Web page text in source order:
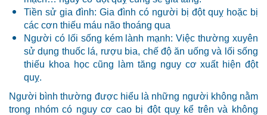
Tiền sử gia đình: Gia đình có người bị đột quỵ hoặc bị
các cơn thiếu máu não thoáng qua
Người có lối sống kém lành mạnh: Việc thường xuyên
sử dụng thuốc lá, rượu bia, chế độ ăn uống và lối sống
thiếu khoa học cũng làm tăng nguy cơ xuất hiện đột
quỵ.
Người bình thường được hiểu là những người không nằm
trong nhóm có nguy cơ cao bị đột quỵ kể trên và không